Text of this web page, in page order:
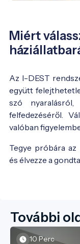
Miért
Az I-DEST
együtt
szó
felfedezéséről.
valóban
Tegye próbára az
és élvezze a
További
10 Perc